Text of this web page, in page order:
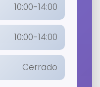
10:00-14:00
10:00-14:00
Cerrado